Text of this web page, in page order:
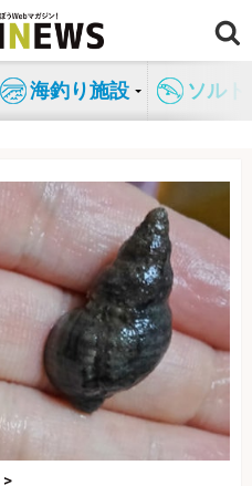
海釣り施設 ソル
>